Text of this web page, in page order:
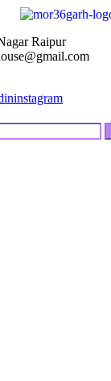
Raipur
instagram